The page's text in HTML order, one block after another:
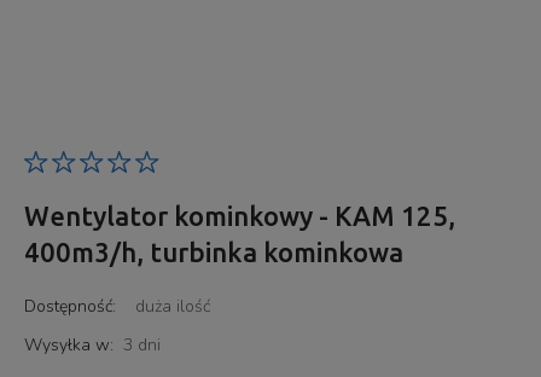
Wentylator kominkowy - KAM 125,
400m3/h, turbinka kominkowa
Dostępność:
duża ilość
Wysyłka w: 3 dni